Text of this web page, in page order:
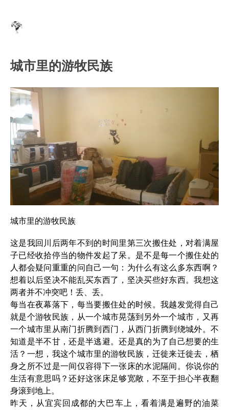
城市里的游牧民族
城市里的游牧民族
这是我回川后两年不到的时间里第三次搬住处，对着满屋
子已经收拾停当的物件发起了呆。是不是每一个搬住处的
人都会疑问重重的问自己一句：为什么有这么多东西啊？
想着以后坚决不能乱买东西了，坚决买些好东西。我想这
两者并不冲突吧！丢、丢。
每当在夜幕落下，每当要搬住处的时候。我越发觉得自己
就是个游牧民族，从一个城市晃荡到另外一个城市，又再
一个城市里从南门折腾到西门，从西门折腾到绕城外。不
知道是半不甘，还是半逃避。还是真的为了自己想要的生
活？一想，我这个城市里的游牧民族，迁徙来迁徙去，栖
身之所不过是一间仅容得下一张床的水泥隔间。你说你的
生活有意思吗？还好这张床足够宽敞，不至于担心半夜翻
身滚到地上。
昨天，从宜宾回成都的大巴车上，看着满是遍野的油菜